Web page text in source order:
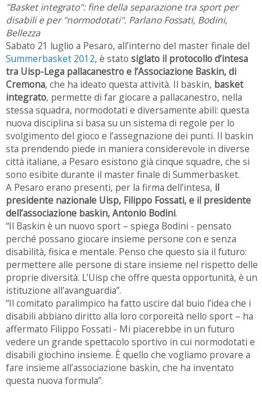
"Basket integrato": fine della separazione tra sport per
disabili e per "normodotati". Parlano Fossati, Bodini,
Bellezza
Sabato 21 luglio a Pesaro, all’interno del master finale del
Summerbasket 2012, è stato siglato il protocollo d’intesa
tra Uisp-Lega pallacanestro e l’Associazione Baskin, di
Cremona, che ha ideato questa attività. Il baskin, basket
integrato, permette di far giocare a pallacanestro, nella
stessa squadra, normodotati e diversamente abili: questa
nuova disciplina si basa su un sistema di regole per lo
svolgimento del gioco e l’assegnazione dei punti. Il baskin
sta prendendo piede in maniera considerevole in diverse
città italiane, a Pesaro esistono già cinque squadre, che si
sono esibite durante il master finale di Summerbasket.
A Pesaro erano presenti, per la firma dell’intesa, il
presidente nazionale Uisp, Filippo Fossati, e il presidente
dell’associazione baskin, Antonio Bodini.
“Il Baskin è un nuovo sport – spiega Bodini - pensato
perché possano giocare insieme persone con e senza
disabilità, fisica e mentale. Penso che questo sia il futuro:
permettere alle persone di stare insieme nel rispetto delle
proprie diversità. L’Uisp che offre questa opportunità, è un
istituzione all’avanguardia”.
“Il comitato paralimpico ha fatto uscire dal buio l’idea che i
disabili abbiano diritto alla loro corporeità nello sport – ha
affermato Filippo Fossati - Mi piacerebbe in un futuro
vedere un grande spettacolo sportivo in cui normodotati e
disabili giochino insieme. È quello che vogliamo provare a
fare insieme all’associazione baskin, che ha inventato
questa nuova formula”.